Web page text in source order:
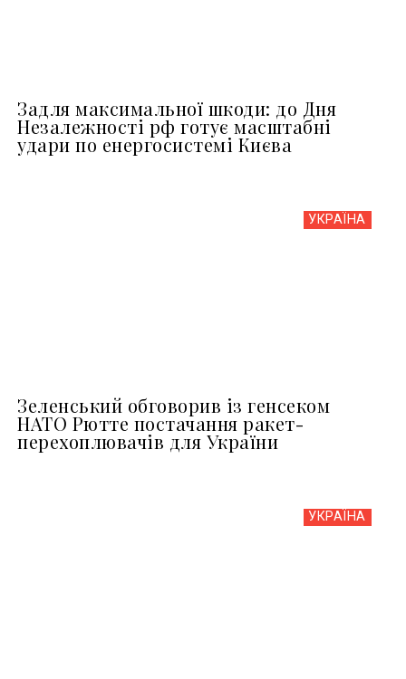
Задля максимальної шкоди: до Дня
Незалежності рф готує масштабні
удари по енергосистемі Києва
УКРАЇНА
Зеленський обговорив із генсеком
НАТО Рютте постачання ракет-
перехоплювачів для України
УКРАЇНА